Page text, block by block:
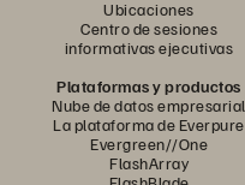
Ubicaciones
Centro de sesiones
informativas ejecutivas
Plataformas y productos
Nube de datos empresarial
La plataforma de Everpure
Evergreen//One
FlashArray